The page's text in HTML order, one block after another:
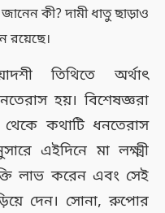
কী? দামী ধাতু ছাড়াও
রয়েছে।
তিথিতে অর্থাৎ
হয়। বিশেষজ্ঞরা
থেকে কথাটি ধনতেরাস
এইদিনে মা লক্ষ্মী
লাভ করেন এবং সেই
দেন। সোনা, রুপোর